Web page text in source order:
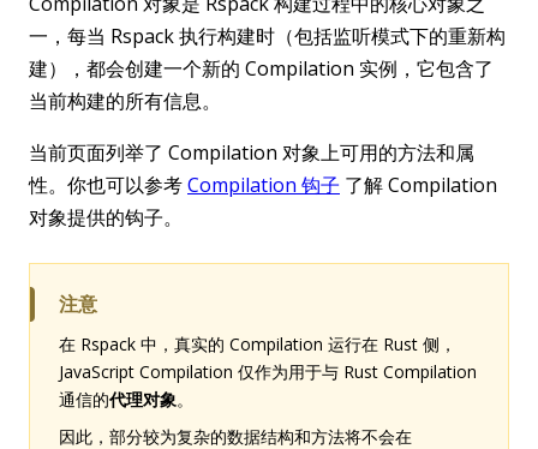
一，每当 Rspack 执行构建时（包括监听模式下的重新构
建），都会创建一个新的 Compilation 实例，它包含了
当前构建的所有信息。
当前页面列举了 Compilation 对象上可用的方法和属
性。你也可以参考Compilation 钩子 了解 Compilation
对象提供的钩子。
注意
在 Rspack 中，真实的 Compilation 运行在 Rust 侧，
JavaScript Compilation 仅作为用于与 Rust Compilation
通信的代理对象。
因此，部分较为复杂的数据结构和方法将不会在